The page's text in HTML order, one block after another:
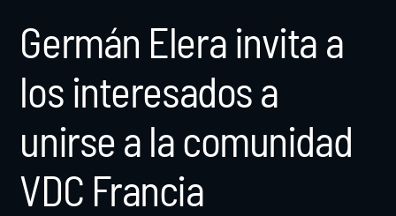
Germán Elera invita a
los interesados a
unirse a la comunidad
VDC Francia